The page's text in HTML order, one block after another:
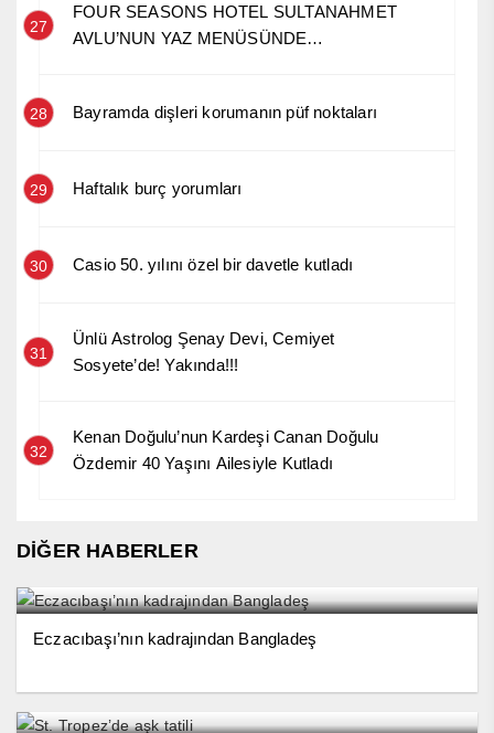
27
FOUR SEASONS HOTEL SULTANAHMET
AVLU’NUN YAZ MENÜSÜNDE
28 Bayramda dişleri korumanın püf noktaları
29 Haftalık burç yorumları
30 Casio 50. yılını özel bir davetle kutladı
31
Ünlü Astrolog Şenay Devi, Cemiyet
Sosyete’de! Yakında!!!
32
Kenan Doğulu’nun Kardeşi Canan Doğulu
Özdemir 40 Yaşını Ailesiyle Kutladı
DİĞER HABERLER
Eczacıbaşı’nın kadrajından Bangladeş